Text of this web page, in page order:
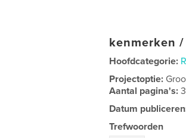
kenmerken
Hoofdcategorie:
Projectoptie:
Aantal pagina's:
Datum
Trefwoorden